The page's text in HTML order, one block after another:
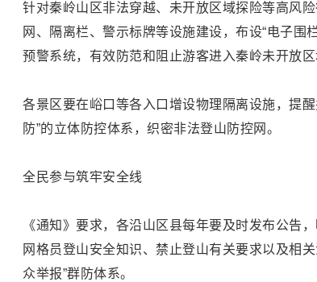
针对秦岭山区非法穿越、未开放区域探险等高风
网、隔离栏、警示标牌等设施建设，布设“电子围
预警系统，有效防范和阻止游客进入秦岭未开放
各景区要在峪口等各入口增设物理隔离设施，提
防”的立体防控体系，织密非法登山防控网。
全民参与筑牢安全线
《通知》要求，各沿山区县每年要及时发布公告
网格员登山安全知识、禁止登山有关要求以及相
众举报”群防体系。